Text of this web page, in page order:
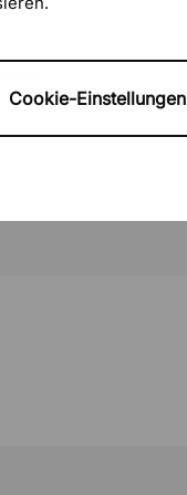
Cookie-Einstellungen